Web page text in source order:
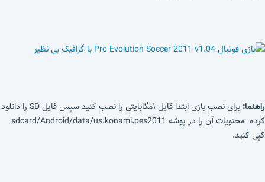
راهنما:
برای نصب بازی ابتدا قایل ۱مگابایتی را نصب کنید سپس فایل SD را دانلود
کرده محتویات آن را در پوشه sdcard/Android/data/us.konami.pes2011
کپی کنید.